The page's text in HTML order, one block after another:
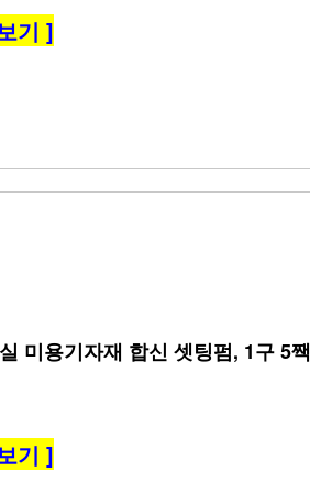
기 ]
미용기자재 합신 셋팅펌, 1구 5짹
기 ]